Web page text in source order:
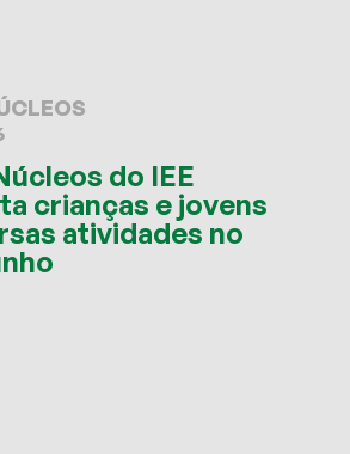
do IEE
crianças e jovens
atividades no